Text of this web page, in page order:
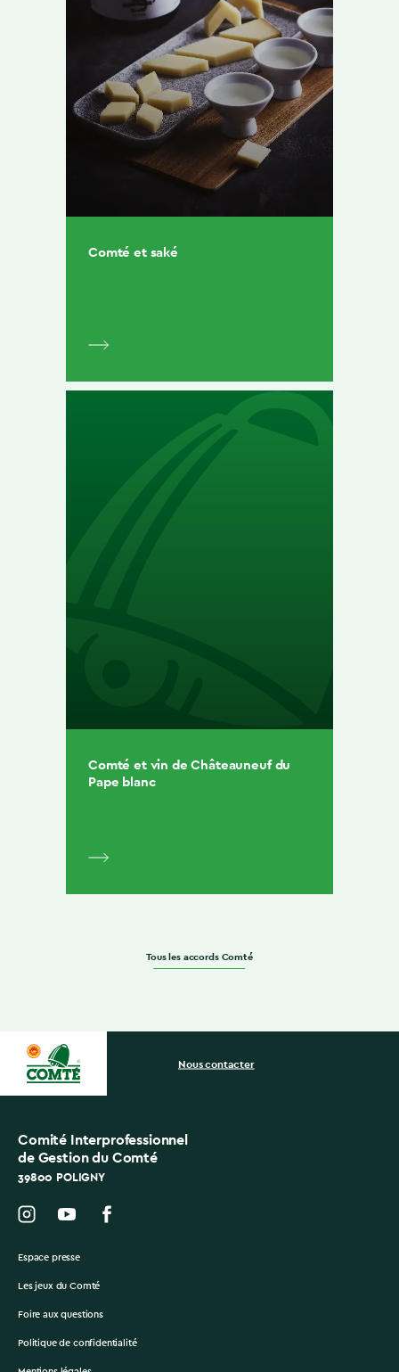
Comté et saké
Comté et vin de Châteauneuf du
Pape blanc
Tous les accords Comté
Comité Interprofessionnel
de Gestion du Comté
39800 POLIGNY
Nous contacter
Espace presse
Les jeux du Comté
Foire aux questions
Politique de confidentialité